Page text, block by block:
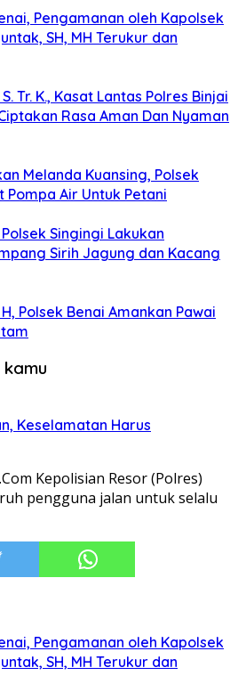
Pengamanan oleh Kapolsek
SH, MH Terukur dan
Tr. K., Kasat Lantas Polres Binjai
Rasa Aman Dan Nyaman
Melanda Kuansing, Polsek
Pompa Air Untuk Petani
Singingi Lakukan
Sirih Jagung dan Kacang
Polsek Benai Amankan Pawai
kamu
Keselamatan Harus
Kepolisian Resor (Polres)
pengguna jalan untuk selalu
Pengamanan oleh Kapolsek
SH, MH Terukur dan